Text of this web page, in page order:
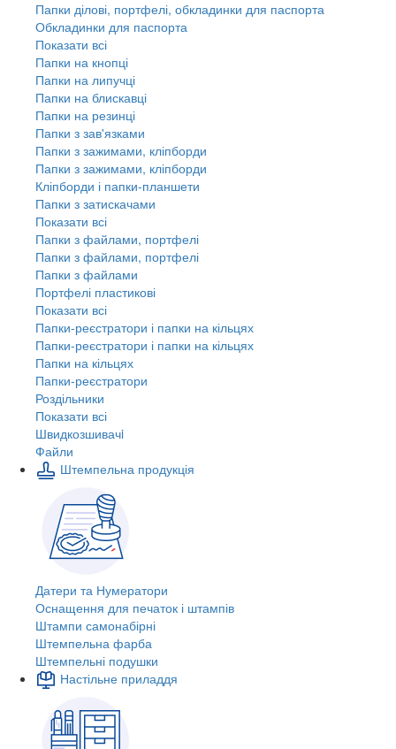
Папки ділові, портфелі, обкладинки для паспорта
Обкладинки для паспорта
Показати всі
Папки на кнопці
Папки на липучці
Папки на блискавці
Папки на резинці
Папки з зав'язками
Папки з зажимами, кліпборди
Папки з зажимами, кліпборди
Кліпборди і папки-планшети
Папки з затискачами
Показати всі
Папки з файлами, портфелі
Папки з файлами, портфелі
Папки з файлами
Портфелі пластикові
Показати всі
Папки-реєстратори і папки на кільцях
Папки-реєстратори і папки на кільцях
Папки на кільцях
Папки-реєстратори
Роздільники
Показати всі
Швидкозшивачi
Файли
Штемпельна продукція
Датери та Нумератори
Оснащення для печаток і штампів
Штампи самонабірні
Штемпельна фарба
Штемпельні подушки
Настільне приладдя